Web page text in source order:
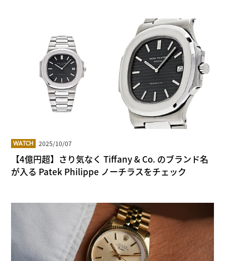
WATCH 2025/10/07
【4億円超】さり気なく Tiffany & Co. のブランド名
が入る Patek Philippe ノーチラスをチェック